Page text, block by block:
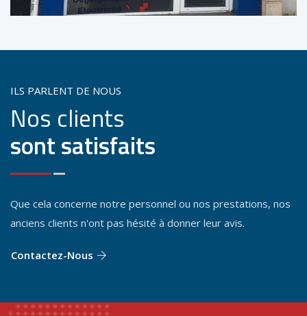
ILS PARLENT DE NOUS
Nos clients
sont satisfaits
Que cela concerne notre personnel ou nos prestations, nos
anciens clients n'ont pas hésité à donner leur avis.
Contactez-Nous